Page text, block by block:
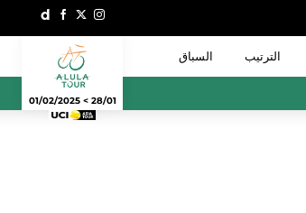
الترتيب السباق
28/01 > 01/02/2025